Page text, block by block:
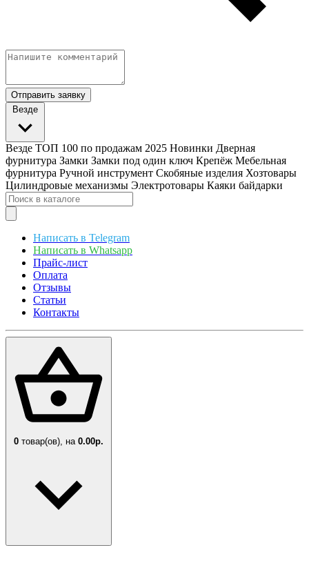
Отправить заявку
Везде
Везде ТОП 100 по продажам 2025 Новинки Дверная
фурнитура Замки Замки под один ключ Крепёж Мебельная
фурнитура Ручной инструмент Скобяные изделия Хозтовары
Цилиндровые механизмы Электротовары Каяки байдарки
Написать в Telegram
Написать в Whatsapp
Прайс-лист
Оплата
Отзывы
Статьи
Контакты
0 товар(ов), на 0.00р.